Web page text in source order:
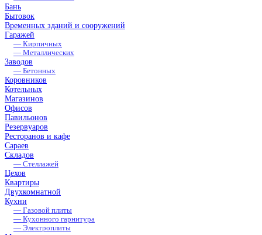
Бань
Бытовок
Временных зданий и сооружений
Гаражей
— Кирпичных
— Металлических
Заводов
— Бетонных
Коровников
Котельных
Магазинов
Офисов
Павильонов
Резервуаров
Ресторанов и кафе
Сараев
Складов
— Стеллажей
Цехов
Квартиры
Двухкомнатной
Кухни
— Газовой плиты
— Кухонного гарнитура
— Электроплиты